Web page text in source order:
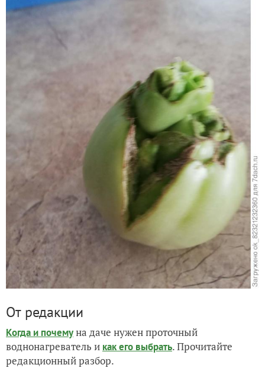
От редакции
Когда и почемуна даче нужен проточный
воднонагреватель и как его выбрать. Прочитайте
редакционный разбор.